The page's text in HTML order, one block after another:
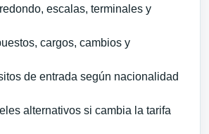
escalas, terminales y
cargos, cambios y
de entrada según nacionalidad
alternativos si cambia la tarifa